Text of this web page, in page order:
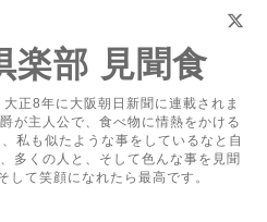
楽部 見聞食
正8年に大阪朝日新聞に連載されま
が主人公で、食べ物に情熱をかける
私も似たような事をしているなと自
多くの人と、そして色んな事を見聞
して笑顔になれたら最高です。